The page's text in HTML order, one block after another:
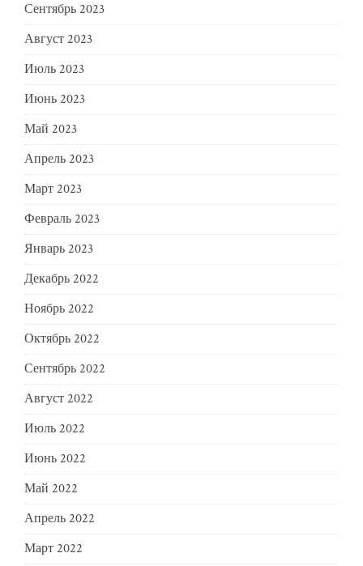
Сентябрь 2023
Август 2023
Июль 2023
Июнь 2023
Май 2023
Апрель 2023
Март 2023
Февраль 2023
Январь 2023
Декабрь 2022
Ноябрь 2022
Октябрь 2022
Сентябрь 2022
Август 2022
Июль 2022
Июнь 2022
Май 2022
Апрель 2022
Март 2022